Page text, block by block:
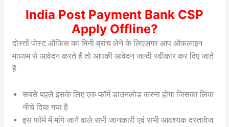
India Post Payment Bank CSP
Apply Offline?
दोस्तों पोस्ट ऑफिस का मिनी ब्रांच लेने के लिएअगर आप ऑफलाइन
माध्यम से आवेदन करते हैं तो आपकी आवेदन जल्दी स्वीकार कर दिए जाते
हैं
सबसे पहले इसके लिए एक फॉर्म डाउनलोड करना होगा जिसका लिंक
नीचे दिया गया है
इस फॉर्म में मांगे जाने वाले सभी जानकारी एवं सभी आवश्यक दस्तावेज